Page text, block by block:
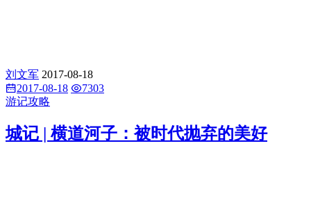
刘文军 2017-08-18
2017-08-18
7303
游记攻略
城记 | 横道河子：被时代抛弃的美好